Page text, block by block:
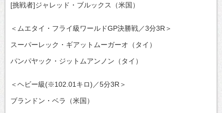
[挑戦者]ジャレッド・ブルックス（米国）
＜ムエタイ・フライ級ワールドGP決勝戦／3分3R＞
スーパーレック・ギアットムーガーオ（タイ）
パンパヤック・ジットムアンノン（タイ）
＜ヘビー級(※102.01キロ)／5分3R＞
ブランドン・ベラ（米国）